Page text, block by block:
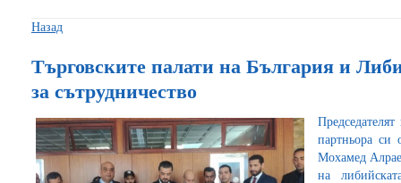
Назад
Търговските палати на България и
за сътрудничество
партньора си
Мохамед
на